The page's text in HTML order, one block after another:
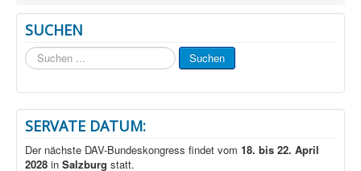
SUCHEN
Suchen
...
Suchen
SERVATE DATUM:
Der nächste DAV-Bundeskongress findet vom 18. bis 22. April
2028 in Salzburg statt.